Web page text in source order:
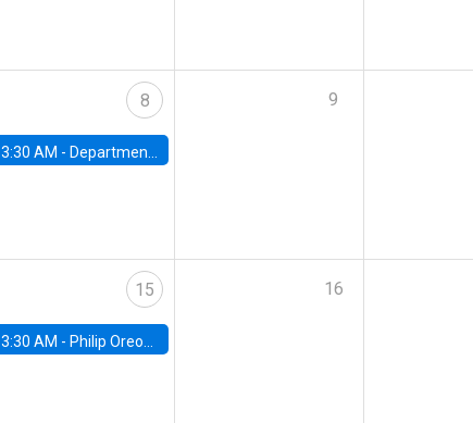
8
3:30 AM - Department Seminar: James Robinson
9
15
3:30 AM - Philip Oreopolous, University of Toronto
16